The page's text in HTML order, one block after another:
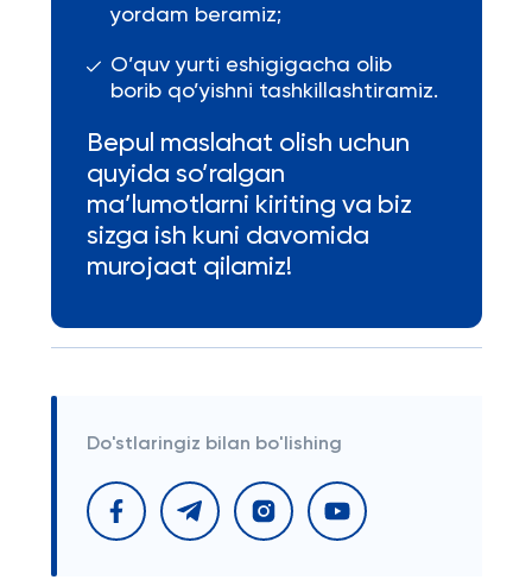
yordam beramiz;
O’quv yurti eshigigacha olib
borib qo’yishni tashkillashtiramiz.
Bepul maslahat olish uchun
quyida so’ralgan
ma’lumotlarni kiriting va biz
sizga ish kuni davomida
murojaat qilamiz!
Do'stlaringiz bilan bo'lishing